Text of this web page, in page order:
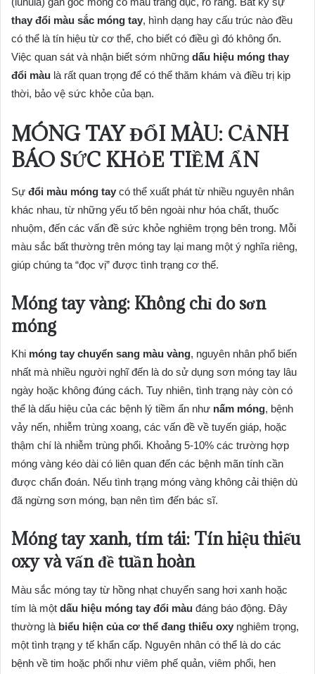
thay đổi màu sắc móng tay, hình dạng hay cấu trúc nào đều
có thể là tín hiệu từ cơ thể, cho biết có điều gì đó không ổn.
Việc quan sát và nhận biết sớm những dấu hiệu móng thay
đổi màu là rất quan trọng để có thể thăm khám và điều trị kịp
thời, bảo vệ sức khỏe của bạn.
MÓNG TAY ĐỔI MÀU: CẢNH
BÁO SỨC KHỎE TIỀM ẨN
Sự đổi màu móng tay có thể xuất phát từ nhiều nguyên nhân
khác nhau, từ những yếu tố bên ngoài như hóa chất, thuốc
nhuộm, đến các vấn đề sức khỏe nghiêm trọng bên trong. Mỗi
màu sắc bất thường trên móng tay lại mang một ý nghĩa riêng,
giúp chúng ta “đọc vị” được tình trạng cơ thể.
Móng tay vàng: Không chỉ do sơn
móng
Khi móng tay chuyển sang màu vàng, nguyên nhân phổ biến
nhất mà nhiều người nghĩ đến là do sử dụng sơn móng tay lâu
ngày hoặc không đúng cách. Tuy nhiên, tình trạng này còn có
thể là dấu hiệu của các bệnh lý tiềm ẩn như nấm móng, bệnh
vảy nến, nhiễm trùng xoang, các vấn đề về tuyến giáp, hoặc
thậm chí là nhiễm trùng phổi. Khoảng 5-10% các trường hợp
móng vàng kéo dài có liên quan đến các bệnh mãn tính cần
được chẩn đoán. Nếu tình trạng móng vàng không cải thiện dù
đã ngừng sơn móng, bạn nên tìm đến bác sĩ.
Móng tay xanh, tím tái: Tín hiệu thiếu
oxy và vấn đề tuần hoàn
Màu sắc móng tay từ hồng nhạt chuyển sang hơi xanh hoặc
tím là một dấu hiệu móng tay đổi màu đáng báo động. Đây
thường là biểu hiện của cơ thể đang thiếu oxy nghiêm trọng,
một tình trạng y tế khẩn cấp. Nguyên nhân có thể là do các
bệnh về tim hoặc phổi như viêm phế quản, viêm phổi, hen